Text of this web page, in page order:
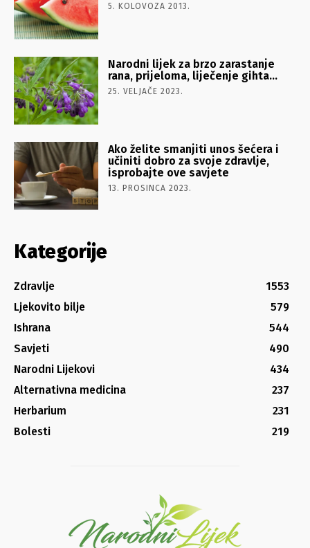
5. KOLOVOZA 2013.
Narodni lijek za brzo zarastanje
rana, prijeloma, liječenje gihta…
25. VELJAČE 2023.
Ako želite smanjiti unos šećera i
učiniti dobro za svoje zdravlje,
isprobajte ove savjete
13. PROSINCA 2023.
Kategorije
Zdravlje
1553
Ljekovito bilje
579
Ishrana
544
Savjeti
490
Narodni Lijekovi
434
Alternativna medicina
237
Herbarium
231
Bolesti
219